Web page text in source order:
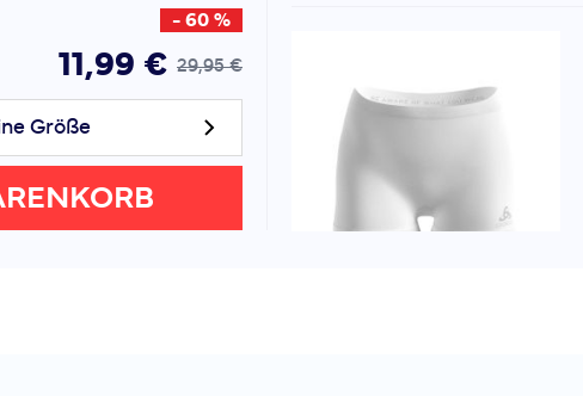
- 60 %
11,99 € 29,95 €
Größe